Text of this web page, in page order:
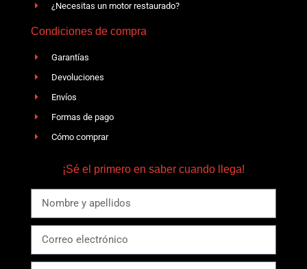
¿Necesitas un motor restaurado?
Condiciones de compra
Garantías
Devoluciones
Envíos
Formas de pago
Cómo comprar
¡Sé el primero en saber cuando llega!